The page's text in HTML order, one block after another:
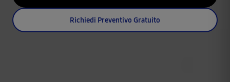
Richiedi Preventivo Gratuito